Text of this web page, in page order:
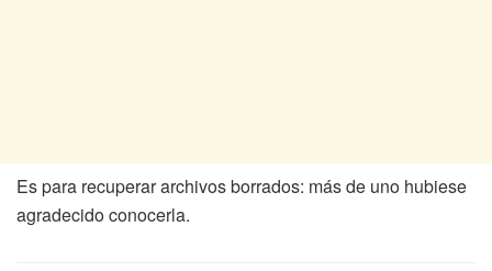
Es para recuperar archivos borrados: más de uno hubiese
agradecido conocerla.